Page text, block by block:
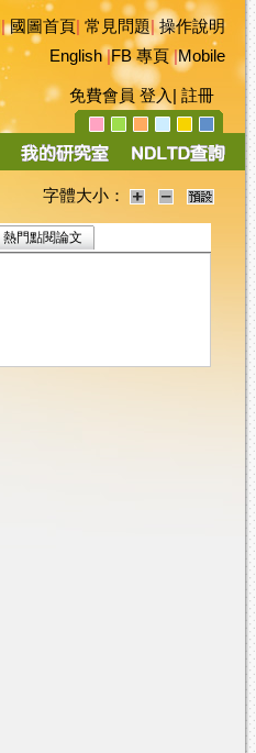
|國圖首頁 常見問題|操作說明
English|FB 專頁|Mobile
免費會員 登入 註冊
字體大小：
熱門點閱論文